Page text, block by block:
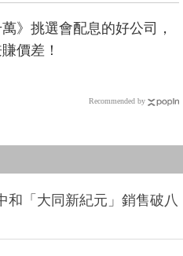
》挑選會配息的好公司，
價差！
Recommended by
和「大同新紀元」銷售破八